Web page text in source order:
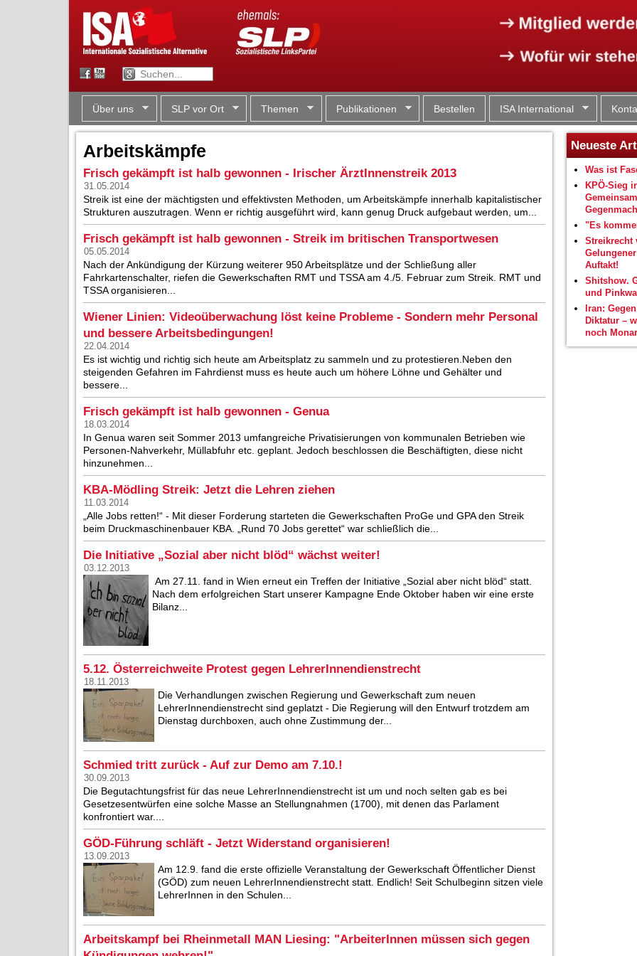
Über uns SLP vor Ort Themen Publikationen Bestellen ISA International
Arbeitskämpfe
Frisch gekämpft ist halb gewonnen - Irischer ÄrztInnenstreik 2013
31.05.2014
Streik ist eine der mächtigsten und effektivsten Methoden, um Arbeitskämpfe innerhalb kapitalistischer
Strukturen auszutragen. Wenn er richtig ausgeführt wird, kann genug Druck aufgebaut werden, um...
Frisch gekämpft ist halb gewonnen - Streik im britischen Transportwesen
05.05.2014
Nach der Ankündigung der Kürzung weiterer 950 Arbeitsplätze und der Schließung aller
Fahrkartenschalter, riefen die Gewerkschaften RMT und TSSA am 4./5. Februar zum Streik. RMT und
TSSA organisieren...
Wiener Linien: Videoüberwachung löst keine Probleme - Sondern mehr Personal
und bessere Arbeitsbedingungen!
22.04.2014
Es ist wichtig und richtig sich heute am Arbeitsplatz zu sammeln und zu protestieren.Neben den
steigenden Gefahren im Fahrdienst muss es heute auch um höhere Löhne und Gehälter und
bessere...
Frisch gekämpft ist halb gewonnen - Genua
18.03.2014
In Genua waren seit Sommer 2013 umfangreiche Privatisierungen von kommunalen Betrieben wie
Personen-Nahverkehr, Müllabfuhr etc. geplant. Jedoch beschlossen die Beschäftigten, diese nicht
hinzunehmen...
KBA-Mödling Streik: Jetzt die Lehren ziehen
11.03.2014
„Alle Jobs retten!“ - Mit dieser Forderung starteten die Gewerkschaften ProGe und GPA den Streik
beim Druckmaschinenbauer KBA. „Rund 70 Jobs gerettet“ war schließlich die...
Die Initiative „Sozial aber nicht blöd“ wächst weiter!
03.12.2013
Am 27.11. fand in Wien erneut ein Treffen der Initiative „Sozial aber nicht blöd“ statt.
Nach dem erfolgreichen Start unserer Kampagne Ende Oktober haben wir eine erste
Bilanz...
5.12. Österreichweite Protest gegen LehrerInnendienstrecht
18.11.2013
Die Verhandlungen zwischen Regierung und Gewerkschaft zum neuen
LehrerInnendienstrecht sind geplatzt - Die Regierung will den Entwurf trotzdem am
Dienstag durchboxen, auch ohne Zustimmung der...
Schmied tritt zurück - Auf zur Demo am 7.10.!
30.09.2013
Die Begutachtungsfrist für das neue LehrerInnendienstrecht ist um und noch selten gab es bei
Gesetzesentwürfen eine solche Masse an Stellungnahmen (1700), mit denen das Parlament
konfrontiert war....
GÖD-Führung schläft - Jetzt Widerstand organisieren!
13.09.2013
Am 12.9. fand die erste offizielle Veranstaltung der Gewerkschaft Öffentlicher Dienst
(GÖD) zum neuen LehrerInnendienstrecht statt. Endlich! Seit Schulbeginn sitzen viele
LehrerInnen in den Schulen...
Arbeitskampf bei Rheinmetall MAN Liesing: "ArbeiterInnen müssen sich gegen
Neueste
Was ist
KPÖ-Sieg
"Es
Streikrecht
Auftakt!
Shitshow.
und
Iran:
Diktatur –
noch